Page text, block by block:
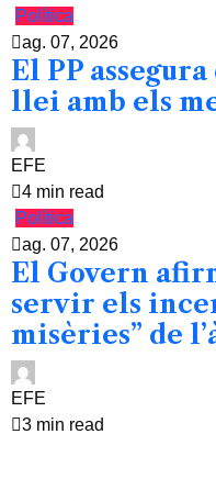
Política
ag. 07, 2026
El PP
llei amb els
EFE
4 min read
Política
ag. 07, 2026
El Govern
servir els
misèries” de
EFE
3 min read